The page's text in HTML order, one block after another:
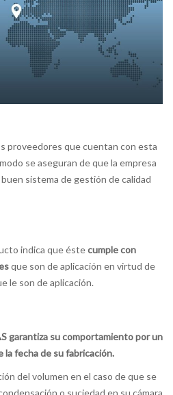
proveedores que cuentan con esta
se aseguran de que la empresa
sistema de gestión de calidad
indica que éstecumple con
que son de aplicación en virtud de
le son de aplicación.
garantiza su comportamiento por un
la fecha de su fabricación.
del volumen en el caso de que se